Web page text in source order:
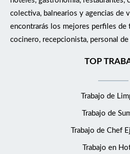
colectiva, balnearios y agencias de
encontrarás los mejores perfiles de
cocinero, recepcionista, personal
TOP
Trabajo de
Trabajo de
Trabajo de Chef
Trabajo en